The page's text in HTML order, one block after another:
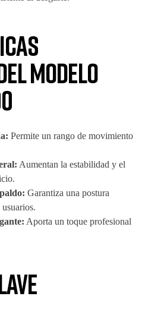
modelo
Permite un rango de movimiento
Aumentan la estabilidad y el
Garantiza una postura
Aporta un toque profesional